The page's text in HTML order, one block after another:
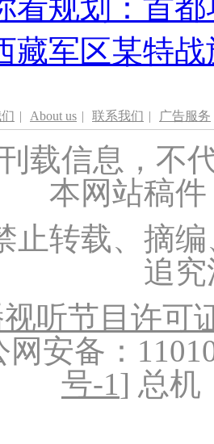
看规划：首
藏军区某特
| About us | 联系我们 | 广告服务
载信息，不
本网站稿
止转载、摘
追
听节目许可
安备：
号-1] 总机